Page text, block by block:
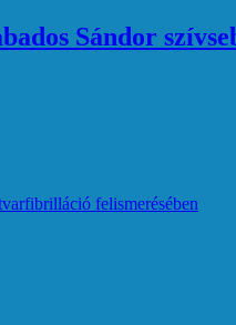
Sándor
felismerésében